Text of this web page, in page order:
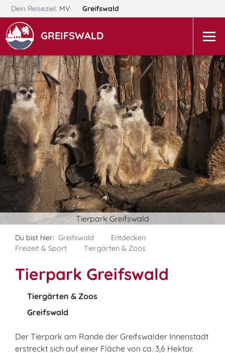
Dein Reiseziel: MV Greifswald
GREIFSWALD
Tierpark Greifswald
Du bist hier: Greifswald
Entdecken
Freizeit & Sport
Tiergärten & Zoos
Tierpark Greifswald
Tiergärten & Zoos
Greifswald
Der Tierpark am Rande der Greifswalder Innenstadt
erstreckt sich auf einer Fläche von ca. 3,6 Hektar.